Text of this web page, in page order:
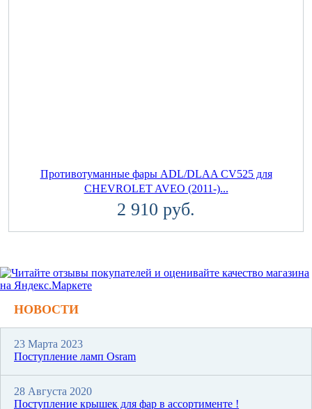
Противотуманные фары ADL/DLAA CV525 для
CHEVROLET AVEO (2011-)...
2 910 руб.
НОВОСТИ
23 Марта 2023
Поступление ламп Osram
28 Августа 2020
Поступление крышек для фар в ассортименте !